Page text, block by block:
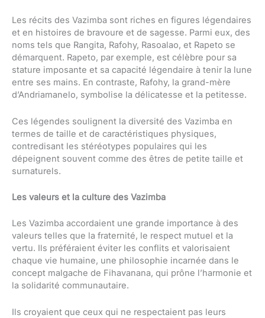
Les récits des Vazimba sont riches en figures légendaires
et en histoires de bravoure et de sagesse. Parmi eux, des
noms tels que Rangita, Rafohy, Rasoalao, et Rapeto se
démarquent. Rapeto, par exemple, est célèbre pour sa
stature imposante et sa capacité légendaire à tenir la lune
entre ses mains. En contraste, Rafohy, la grand-mère
d’Andriamanelo, symbolise la délicatesse et la petitesse.
Ces légendes soulignent la diversité des Vazimba en
termes de taille et de caractéristiques physiques,
contredisant les stéréotypes populaires qui les
dépeignent souvent comme des êtres de petite taille et
surnaturels.
Les valeurs et la culture des Vazimba
Les Vazimba accordaient une grande importance à des
valeurs telles que la fraternité, le respect mutuel et la
vertu. Ils préféraient éviter les conflits et valorisaient
chaque vie humaine, une philosophie incarnée dans le
concept malgache de Fihavanana, qui prône l’harmonie et
la solidarité communautaire.
Ils croyaient que ceux qui ne respectaient pas leurs